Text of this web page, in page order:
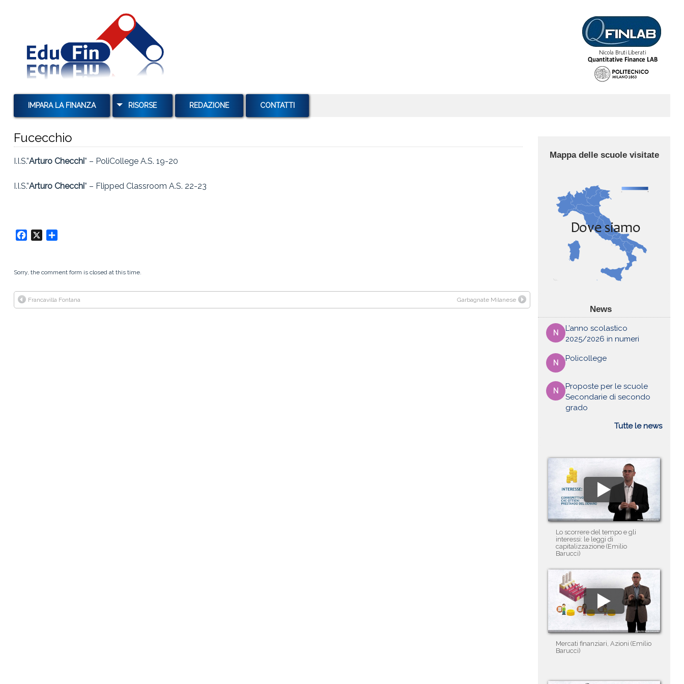
IMPARA LA FINANZA RISORSE
TAN E TAEG
TASSI E USURA
TASSI DI INTERESSE E
REDAZIONE CONTATTI
Fucecchio
I.I.S.”Arturo Checchi” – PoliCollege A.S. 19-20
I.I.S.”Arturo Checchi” – Flipped Classroom A.S. 22-23
Facebook
Sorry, the comment form is closed at this time.
Francavilla Fontana Garbagnate Milanese
Mappa delle scuole visitate
News
N
L’anno scolastico
2025/2026 in numeri
N Policollege
N
Proposte per le scuole
Secondarie di secondo
grado
Tutte le news
Lo scorrere del tempo e gli
interessi: le leggi di
capitalizzazione (Emilio
Barucci)
Mercati finanziari, Azioni (Emilio
Barucci)